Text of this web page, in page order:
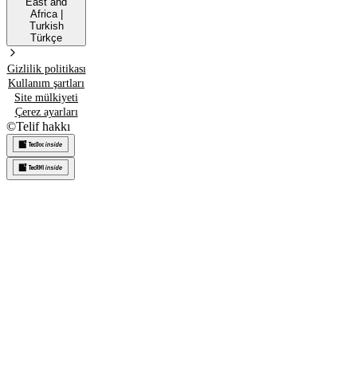
Africa|
Turkish
Türkçe
Gizlilik politikası
Kullanım şartları
Site mülkiyeti
Çerez ayarları
©Telif hakkı